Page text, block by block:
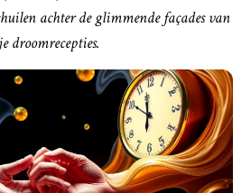
achter de glimmende façades van
je droomrecepties.